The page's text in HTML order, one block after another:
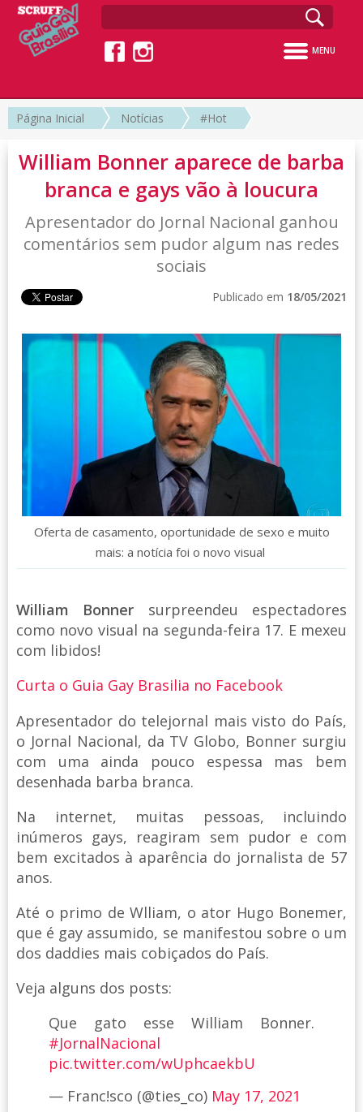
MENU
Página Inicial Notícias #Hot
William Bonner aparece de barba
branca e gays vão à loucura
Apresentador do Jornal Nacional ganhou
comentários sem pudor algum nas redes
sociais
Publicado em 18/05/2021
Oferta de casamento, oportunidade de sexo e muito
mais: a notícia foi o novo visual
William Bonner surpreendeu espectadores
como novo visual na segunda-feira 17. E mexeu
com libidos!
Curta o Guia Gay Brasilia no Facebook
Apresentador do telejornal mais visto do País,
o Jornal Nacional, da TV Globo, Bonner surgiu
com uma ainda pouco espessa mas bem
desenhada barba branca.
Na internet, muitas pessoas, incluindo
inúmeros gays, reagiram sem pudor e com
bem excitados à aparência do jornalista de 57
anos.
Até o primo de Wlliam, o ator Hugo Bonemer,
que é gay assumido, se manifestou sobre o um
dos daddies mais cobiçados do País.
Veja alguns dos posts:
Que gato esse William Bonner.
#JornalNacional
pic.twitter.com/wUphcaekbU
— Franc!sco (@ties_co) May 17, 2021